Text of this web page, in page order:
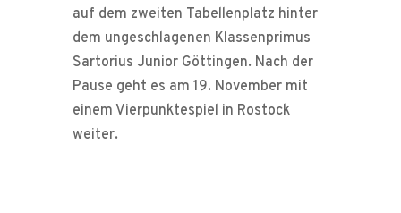
auf dem zweiten Tabellenplatz hinter
dem ungeschlagenen Klassenprimus
Sartorius Junior Göttingen. Nach der
Pause geht es am 19. November mit
einem Vierpunktespiel in Rostock
weiter.